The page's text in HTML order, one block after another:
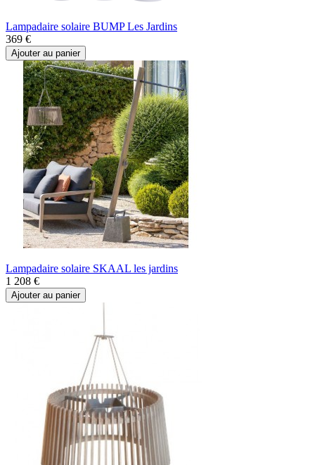
Lampadaire solaire BUMP Les Jardins
369 €
Ajouter au panier
Lampadaire solaire SKAAL les jardins
1 208 €
Ajouter au panier